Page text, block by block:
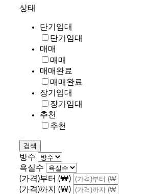
상태
단기임대
단기임대
매매
매매
매매완료
매매완료
장기임대
장기임대
추천
추천
방수
욕실수
(가격)부터 (₩)
(가격)까지 (₩)